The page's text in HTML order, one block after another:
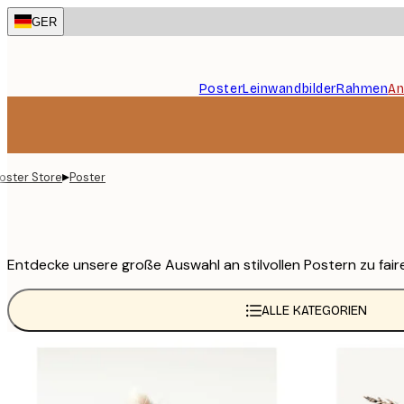
Skip
to
GER
PosterLeinwandbilderRahmen
Store▸Poster
Entdecke unsere große Auswahl an stilvollen Postern zu
ALLE KATEGORIEN